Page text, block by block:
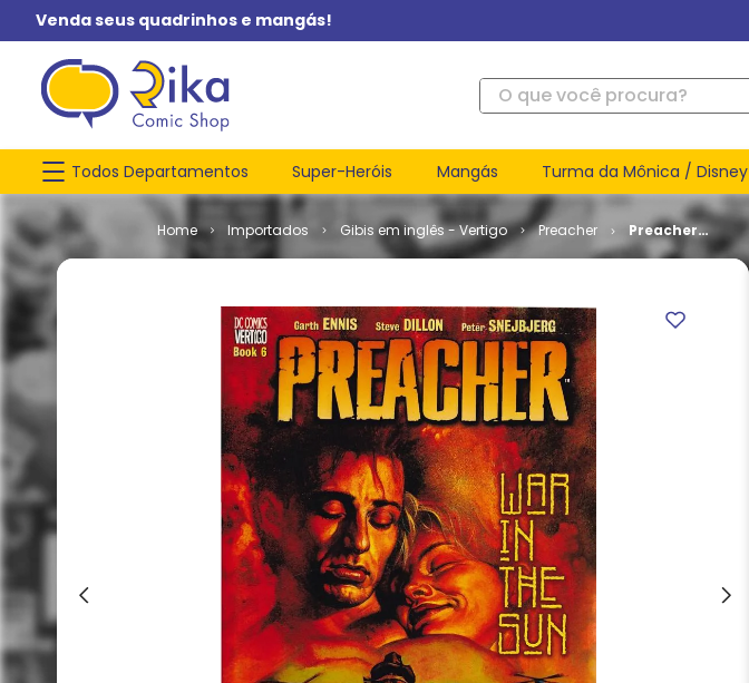
Venda seus quadrinhos e mangás!
O que você procura?
Todos Departamentos Super-Heróis Mangás Turma da Mônica / Disney
Importados Gibis em inglês - Vertigo Preacher
Preacher
# 06 - War